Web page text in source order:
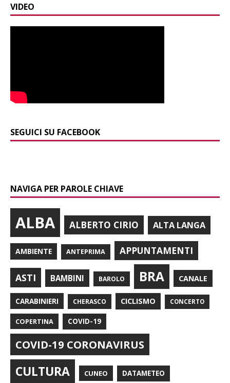
VIDEO
SEGUICI SU FACEBOOK
NAVIGA PER PAROLE CHIAVE
ALBA ALBERTO CIRIO ALTA LANGA
AMBIENTE ANTEPRIMA APPUNTAMENTI
ASTI BAMBINI BAROLO BRA CANALE
CARABINIERI CHERASCO CICLISMO CONCERTO
COPERTINA COVID-19
COVID-19 CORONAVIRUS
CULTURA CUNEO DATAMETEO